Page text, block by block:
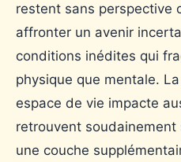
restent sans perspective
affronter un avenir
conditions inédites qui
physique que mentale.
espace de vie impacte
retrouvent
une couche